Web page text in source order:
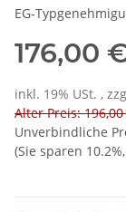
EG-
176,00
inkl. 19% USt. ,
Alter Preis: 196,00
Unverbindliche
(Sie sparen 10.2%